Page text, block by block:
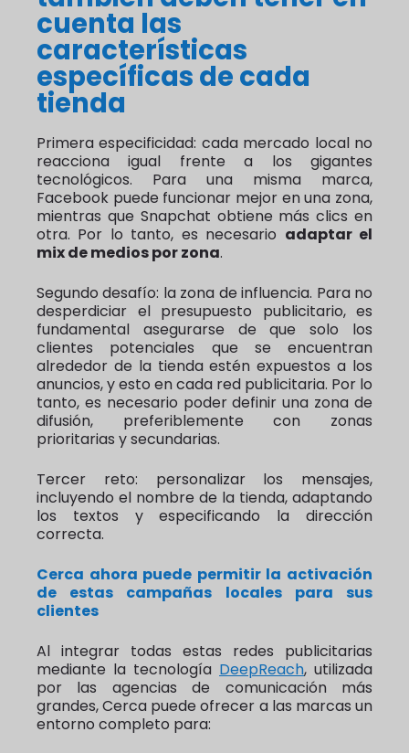
cuenta las
características
específicas de cada
tienda
Primera especificidad: cada mercado local no
reacciona igual frente a los gigantes
tecnológicos. Para una misma marca,
Facebook puede funcionar mejor en una zona,
mientras que Snapchat obtiene más clics en
otra. Por lo tanto, es necesario adaptar el
mix de medios por zona.
Segundo desafío: la zona de influencia. Para no
desperdiciar el presupuesto publicitario, es
fundamental asegurarse de que solo los
clientes potenciales que se encuentran
alrededor de la tienda estén expuestos a los
anuncios, y esto en cada red publicitaria. Por lo
tanto, es necesario poder definir una zona de
difusión, preferiblemente con zonas
prioritarias y secundarias.
Tercer reto: personalizar los mensajes,
incluyendo el nombre de la tienda, adaptando
los textos y especificando la dirección
correcta.
Cerca ahora puede permitir la activación
de estas campañas locales para sus
clientes
Al integrar todas estas redes publicitarias
mediante la tecnología DeepReach, utilizada
por las agencias de comunicación más
grandes, Cerca puede ofrecer a las marcas un
entorno completo para: